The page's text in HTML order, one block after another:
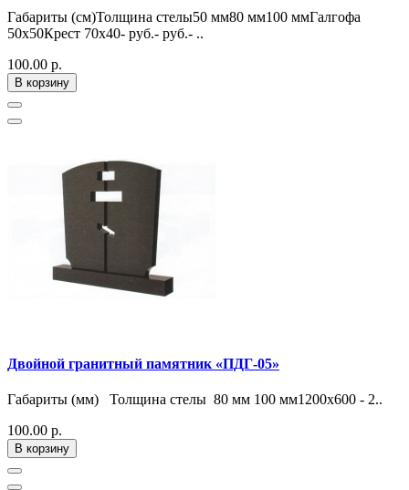
Габариты (см)Толщина стелы50 мм80 мм100 ммГалгофа
50х50Крест 70х40- руб.- руб.- ..
100.00 р.
В корзину
Двойной гранитный памятник «ПДГ-05»
Габариты (мм) Толщина стелы 80 мм 100 мм1200х600 - 2..
100.00 р.
В корзину